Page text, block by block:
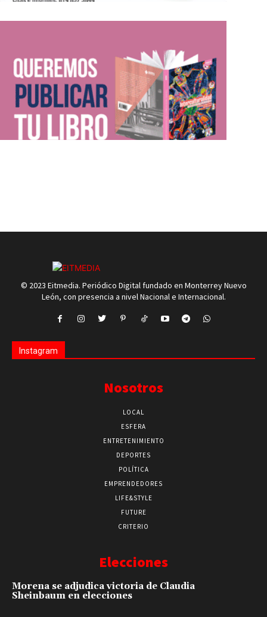
© 2023 Eitmedia. Periódico Digital fundado en Monterrey Nuevo
León, con presencia a nivel Nacional e Internacional.
Instagram
Nosotros
LOCAL
ESFERA
ENTRETENIMIENTO
DEPORTES
POLÍTICA
EMPRENDEDORES
LIFE&STYLE
FUTURE
CRITERIO
Elecciones
Morena se adjudica victoria de Claudia
Sheinbaum en elecciones